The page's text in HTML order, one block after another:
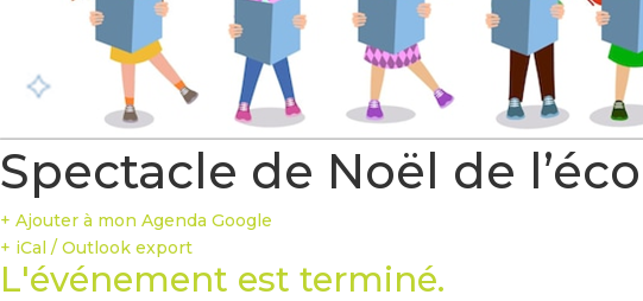
Spectacle de Noël de
+ Ajouter à mon Agenda Google
+ iCal / Outlook export
L'événement est terminé.